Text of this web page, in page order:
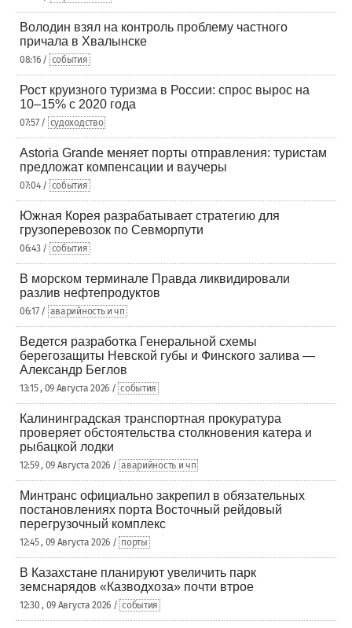
Володин взял на контроль проблему частного
причала в Хвалынске
08:16 / события
Рост круизного туризма в России: спрос вырос на
10–15% с 2020 года
07:57 / судоходство
Astoria Grande меняет порты отправления: туристам
предложат компенсации и ваучеры
07:04 / события
Южная Корея разрабатывает стратегию для
грузоперевозок по Севморпути
06:43 / события
В морском терминале Правда ликвидировали
разлив нефтепродуктов
06:17 / аварийность и чп
Ведется разработка Генеральной схемы
берегозащиты Невской губы и Финского залива —
Александр Беглов
13:15 , 09 Августа 2026 / события
Калининградская транспортная прокуратура
проверяет обстоятельства столкновения катера и
рыбацкой лодки
12:59 , 09 Августа 2026 / аварийность и чп
Минтранс официально закрепил в обязательных
постановлениях порта Восточный рейдовый
перегрузочный комплекс
12:45 , 09 Августа 2026 / порты
В Казахстане планируют увеличить парк
земснарядов «Казводхоза» почти втрое
12:30 , 09 Августа 2026 / события